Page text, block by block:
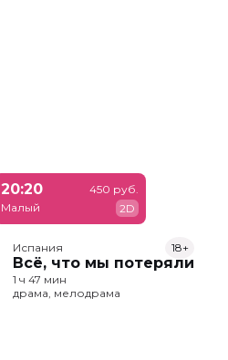
20:20
Малый
450 руб.
2D
Испания
Всё, что мы потеряли
18+
1 ч 47 мин
драма, мелодрама